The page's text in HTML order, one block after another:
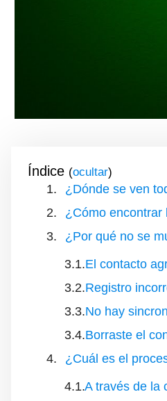
Índice ( )
¿Dónde se ven
¿Cómo encontrar
¿Por qué no se
El contacto
Registro
No hay
Borraste el
¿Cuál es el
A través de la